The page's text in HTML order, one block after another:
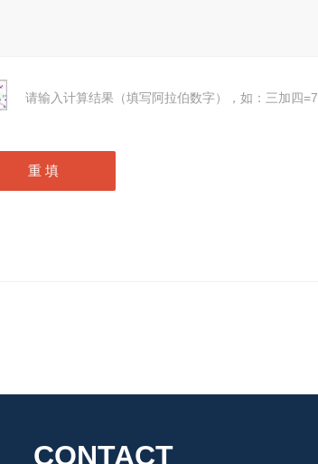
请输入计算结果（填写阿拉伯数字），如：三加四=7
CONTACT